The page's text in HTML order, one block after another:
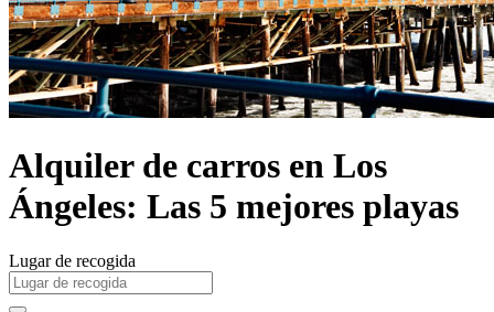
Alquiler de carros en Los
Ángeles: Las 5 mejores playas
Lugar de recogida